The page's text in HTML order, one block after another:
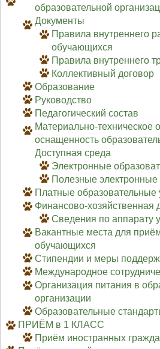
образовательной
Документы
Правила внутреннего
обучающихся
Правила внутреннего
Коллективный договор
Образование
Руководство
Педагогический состав
Материально-техническое
оснащенность
Доступная среда
Электронные
Полезные электронные
Платные образовательные
Финансово-хозяйственная
Сведения по аппарату
Вакантные места для
обучающихся
Стипендии и меры
Международное
Организация питания в
организации
Образовательные
ПРИЁМ в 1 КЛАСС
Приём иностранных